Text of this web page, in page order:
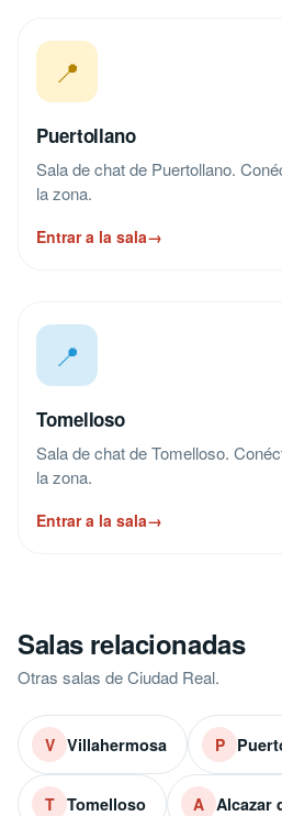
📍
Puertollano
Sala de chat de Puertollano.
la zona.
Entrar a la sala→
📍
Tomelloso
Sala de chat de Tomelloso.
la zona.
Entrar a la sala→
Salas relacionadas
Otras salas de Ciudad Real.
V Villahermosa P
T Tomelloso A Alcazar